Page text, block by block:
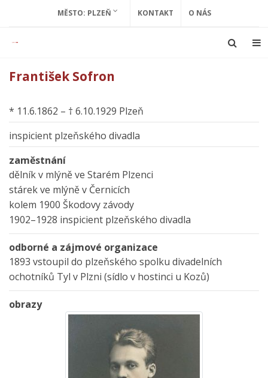
MĚSTO: PLZEŇ KONTAKT O NÁS
František Sofron
* 11.6.1862 – † 6.10.1929 Plzeň
inspicient plzeňského divadla
zaměstnání
dělník v mlýně ve Starém Plzenci
stárek ve mlýně v Černicích
kolem 1900 Škodovy závody
1902–1928 inspicient plzeňského divadla
odborné a zájmové organizace
1893 vstoupil do plzeňského spolku divadelních
ochotníků Tyl v Plzni (sídlo v hostinci u Kozů)
obrazy